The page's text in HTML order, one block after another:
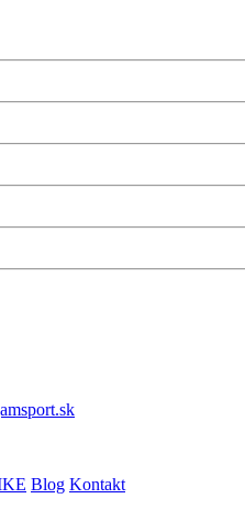
Blog Kontakt